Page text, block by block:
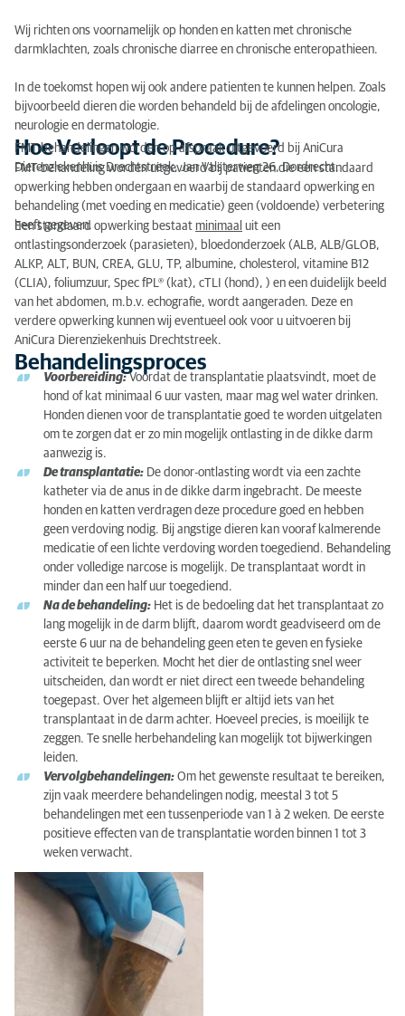
Wij richten ons voornamelijk op honden en katten met chronische
darmklachten, zoals chronische diarree en chronische enteropathieen.
In de toekomst hopen wij ook andere patienten te kunnen helpen. Zoals
bijvoorbeeld dieren die worden behandeld bij de afdelingen oncologie,
neurologie en dermatologie.
Hoe Verloopt de Procedure?
FMT-behandelingen worden op afspraak uitgevoerd bij AniCura
Dierenziekenhuis Drechtstreek, Jan Valsterweg 26, Dordrecht.
FMT-behandeling worden uitgevoerd bij patienten die een standaard
opwerking hebben ondergaan en waarbij de standaard opwerking en
behandeling (met voeding en medicatie) geen (voldoende) verbetering
heeft gegeven.
Een standaard opwerking bestaat minimaal uit een
ontlastingsonderzoek (parasieten), bloedonderzoek (ALB, ALB/GLOB,
ALKP, ALT, BUN, CREA, GLU, TP, albumine, cholesterol, vitamine B12
(CLIA), foliumzuur, Spec fPL® (kat), cTLI (hond), ) en een duidelijk beeld
van het abdomen, m.b.v. echografie, wordt aangeraden. Deze en
verdere opwerking kunnen wij eventueel ook voor u uitvoeren bij
AniCura Dierenziekenhuis Drechtstreek.
Behandelingsproces
Voorbereiding:Voordat de transplantatie plaatsvindt, moet de
hond of kat minimaal 6 uur vasten, maar mag wel water drinken.
Honden dienen voor de transplantatie goed te worden uitgelaten
om te zorgen dat er zo min mogelijk ontlasting in de dikke darm
aanwezig is.
De transplantatie: De donor-ontlasting wordt via een zachte
katheter via de anus in de dikke darm ingebracht. De meeste
honden en katten verdragen deze procedure goed en hebben
geen verdoving nodig. Bij angstige dieren kan vooraf kalmerende
medicatie of een lichte verdoving worden toegediend. Behandeling
onder volledige narcose is mogelijk. De transplantaat wordt in
minder dan een half uur toegediend.
Na de behandeling: Het is de bedoeling dat het transplantaat zo
lang mogelijk in de darm blijft, daarom wordt geadviseerd om de
eerste 6 uur na de behandeling geen eten te geven en fysieke
activiteit te beperken. Mocht het dier de ontlasting snel weer
uitscheiden, dan wordt er niet direct een tweede behandeling
toegepast. Over het algemeen blijft er altijd iets van het
transplantaat in de darm achter. Hoeveel precies, is moeilijk te
zeggen. Te snelle herbehandeling kan mogelijk tot bijwerkingen
leiden.
Vervolgbehandelingen: Om het gewenste resultaat te bereiken,
zijn vaak meerdere behandelingen nodig, meestal 3 tot 5
behandelingen met een tussenperiode van 1 à 2 weken. De eerste
positieve effecten van de transplantatie worden binnen 1 tot 3
weken verwacht.